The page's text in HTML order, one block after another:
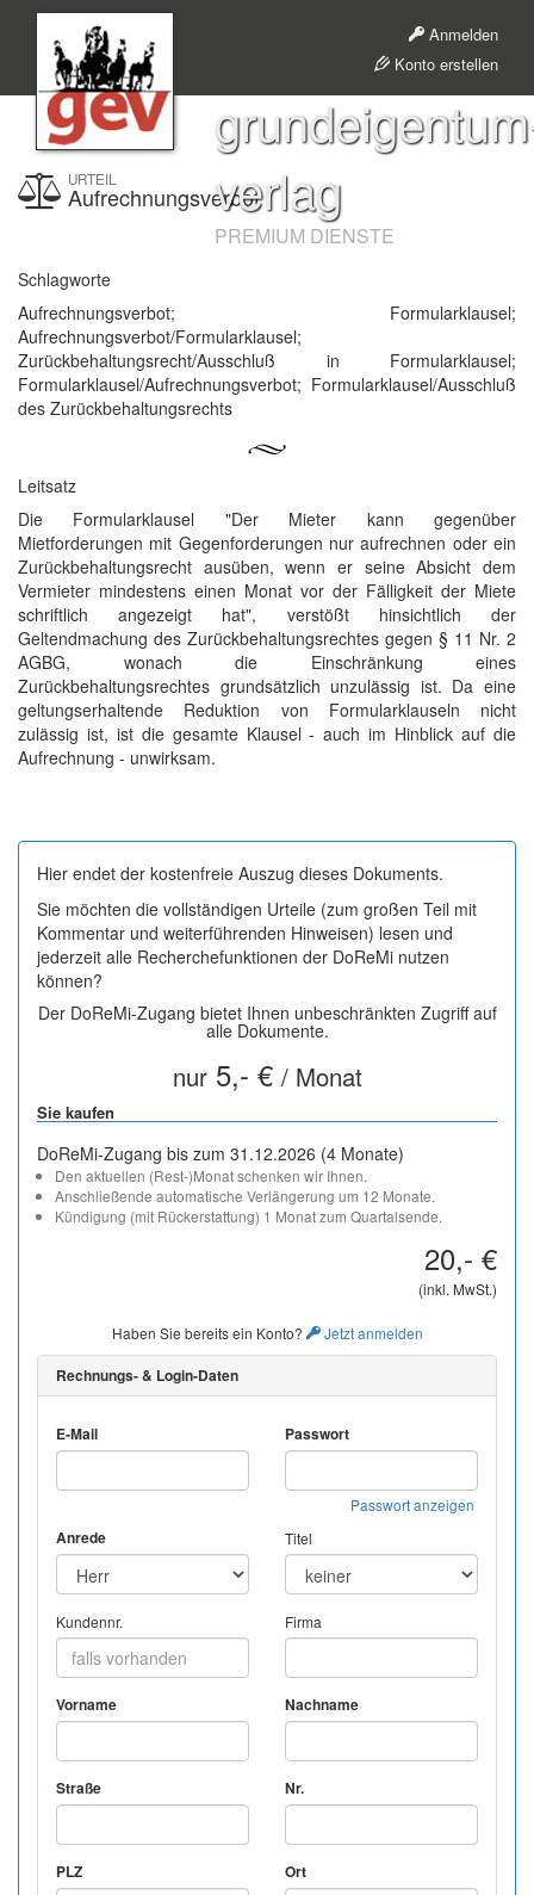
Anmelden
Konto erstellen
verlag
PREMIUM DIENSTE
URTEIL
Aufrechnungsverbot
Schlagworte
Aufrechnungsverbot; Formularklausel;
Aufrechnungsverbot/Formularklausel;
Zurückbehaltungsrecht/Ausschluß in Formularklausel;
Formularklausel/Aufrechnungsverbot; Formularklausel/Ausschluß
des Zurückbehaltungsrechts
Leitsatz
Die Formularklausel "Der Mieter kann gegenüber
Mietforderungen mit Gegenforderungen nur aufrechnen oder ein
Zurückbehaltungsrecht ausüben, wenn er seine Absicht dem
Vermieter mindestens einen Monat vor der Fälligkeit der Miete
schriftlich angezeigt hat", verstößt hinsichtlich der
Geltendmachung des Zurückbehaltungsrechtes gegen § 11 Nr. 2
AGBG, wonach die Einschränkung eines
Zurückbehaltungsrechtes grundsätzlich unzulässig ist. Da eine
geltungserhaltende Reduktion von Formularklauseln nicht
zulässig ist, ist die gesamte Klausel - auch im Hinblick auf die
Aufrechnung - unwirksam.
Hier endet der kostenfreie Auszug dieses Dokuments.
Sie möchten die vollständigen Urteile (zum großen Teil mit
Kommentar und weiterführenden Hinweisen) lesen und
jederzeit alle Recherchefunktionen der DoReMi nutzen
können?
Der DoReMi-Zugang bietet Ihnen unbeschränkten Zugriff auf
alle Dokumente.
nur5,- € / Monat
Sie kaufen
DoReMi-Zugang bis zum 31.12.2026 (4 Monate)
Den aktuellen (Rest-)Monat schenken wir Ihnen.
Anschließende automatische Verlängerung um 12 Monate.
Kündigung (mit Rückerstattung) 1 Monat zum Quartalsende.
20,- €
(inkl. MwSt.)
Haben Sie bereits ein Konto? Jetzt anmelden
Rechnungs- & Login-Daten
E-Mail Passwort
Passwort anzeigen
Anrede Titel
Kundennr. Firma
Vorname Nachname
Straße Nr.
PLZ Ort